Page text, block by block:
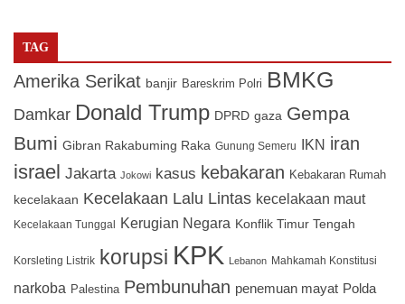
TAG
Amerika Serikat banjir Bareskrim Polri BMKG
Damkar Donald Trump DPRD gaza Gempa
Bumi Gibran Rakabuming Raka Gunung Semeru IKN iran
israel Jakarta Jokowi kasus kebakaran Kebakaran Rumah
kecelakaan Kecelakaan Lalu Lintas kecelakaan maut
Kecelakaan Tunggal Kerugian Negara Konflik Timur Tengah
Korsleting Listrik korupsi KPK Lebanon Mahkamah Konstitusi
narkoba Palestina Pembunuhan penemuan mayat Polda